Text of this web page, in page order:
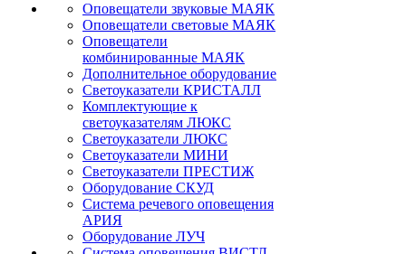
Оповещатели звуковые МАЯК
Оповещатели световые МАЯК
Оповещатели
комбинированные МАЯК
Дополнительное оборудование
Светоуказатели КРИСТАЛЛ
Комплектующие к
светоуказателям ЛЮКС
Светоуказатели ЛЮКС
Светоуказатели МИНИ
Светоуказатели ПРЕСТИЖ
Оборудование СКУД
Система речевого оповещения
АРИЯ
Оборудование ЛУЧ